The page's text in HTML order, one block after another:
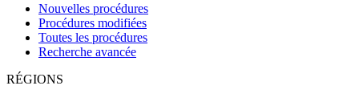
Nouvelles procédures
Procédures modifiées
Toutes les procédures
Recherche avancée
RÉGIONS